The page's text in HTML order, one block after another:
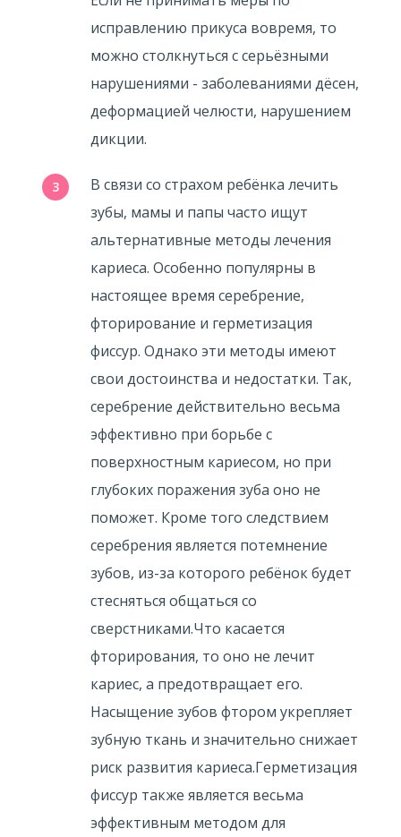
исправлению прикуса вовремя, то
можно столкнуться с серьёзными
нарушениями - заболеваниями дёсен,
деформацией челюсти, нарушением
дикции.
В связи со страхом ребёнка лечить
зубы, мамы и папы часто ищут
альтернативные методы лечения
кариеса. Особенно популярны в
настоящее время серебрение,
фторирование и герметизация
фиссур. Однако эти методы имеют
свои достоинства и недостатки. Так,
серебрение действительно весьма
эффективно при борьбе с
поверхностным кариесом, но при
глубоких поражения зуба оно не
поможет. Кроме того следствием
серебрения является потемнение
зубов, из-за которого ребёнок будет
стесняться общаться со
сверстниками.Что касается
фторирования, то оно не лечит
кариес, а предотвращает его.
Насыщение зубов фтором укрепляет
зубную ткань и значительно снижает
риск развития кариеса.Герметизация
фиссур также является весьма
эффективным методом для